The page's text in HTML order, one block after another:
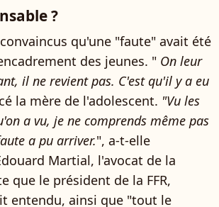
?
qu'une "faute" avait été
des jeunes. " On leur
il ne revient pas. C'est qu'il y a eu
la mère de l'adolescent. "Vu les
a vu, je ne comprends même pas
a pu arriver.", a-t-elle
Martial, l'avocat de la
que le président de la FFR,
entendu, ainsi que "tout le